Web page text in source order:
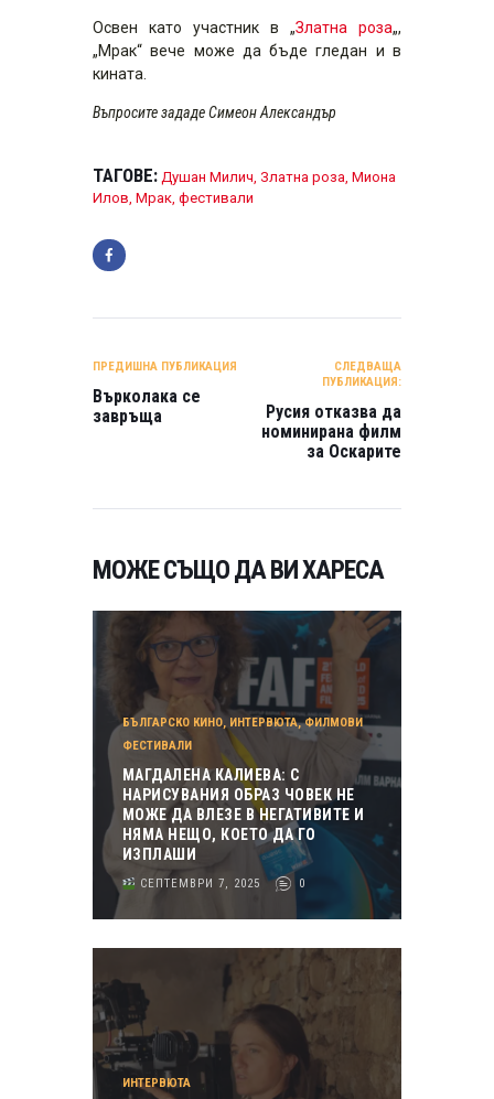
Освен като участник в „Златна роза„,
„Мрак“ вече може да бъде гледан и в
кината.
Въпросите зададе Симеон Александър
ТАГОВЕ: Душан Милич Златна роза Миона
Илов Мрак фестивали
ПРЕДИШНА ПУБЛИКАЦИЯ
Върколака се
завръща
СЛЕДВАЩА
ПУБЛИКАЦИЯ:
Русия отказва да
номинирана филм
за Оскарите
МОЖЕ СЪЩО ДА ВИ ХАРЕСА
БЪЛГАРСКО КИНО, ИНТЕРВЮТА,ФИЛМОВИ
ФЕСТИВАЛИ
МАГДАЛЕНА КАЛИЕВА: С
НАРИСУВАНИЯ ОБРАЗ ЧОВЕК НЕ
МОЖЕ ДА ВЛЕЗЕ В НЕГАТИВИТЕ И
НЯМА НЕЩО, КОЕТО ДА ГО
ИЗПЛАШИ
СЕПТЕМВРИ 7, 2025 0
ИНТЕРВЮТА